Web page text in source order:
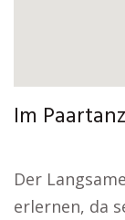
Im
Der
erlernen, da